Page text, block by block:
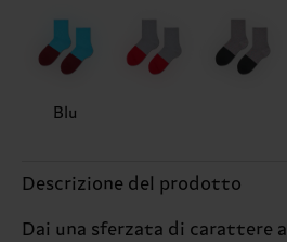
Blu
Descrizione del prodotto
Dai una sferzata di carattere